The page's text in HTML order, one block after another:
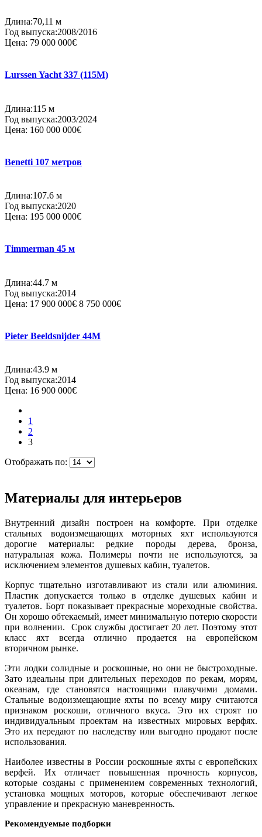
Длина:70,11 м
Год выпуска:2008/2016
Цена: 79 000 000€
Lurssen Yacht 337 (115M)
Длина:115 м
Год выпуска:2003/2024
Цена: 160 000 000€
Benetti 107 метров
Длина:107.6 м
Год выпуска:2020
Цена: 195 000 000€
Timmerman 45 м
Длина:44.7 м
Год выпуска:2014
Цена: 17 900 000€ 8 750 000€
Pieter Beeldsnijder 44M
Длина:43.9 м
Год выпуска:2014
Цена: 16 900 000€
1
2
3
Отображать по:
Материалы для интерьеров
Внутренний дизайн построен на комфорте. При отделке
стальных водоизмещающих моторных яхт используются
дорогие материалы: редкие породы дерева, бронза,
натуральная кожа. Полимеры почти не используются, за
исключением элементов душевых кабин, туалетов.
Корпус тщательно изготавливают из стали или алюминия.
Пластик допускается только в отделке душевых кабин и
туалетов. Борт показывает прекрасные мореходные свойства.
Он хорошо обтекаемый, имеет минимальную потерю скорости
при волнении. Срок службы достигает 20 лет. Поэтому этот
класс яхт всегда отлично продается на европейском
вторичном рынке.
Эти лодки солидные и роскошные, но они не быстроходные.
Зато идеальны при длительных переходов по рекам, морям,
океанам, где становятся настоящими плавучими домами.
Стальные водоизмещающие яхты по всему миру считаются
признаком роскоши, отличного вкуса. Это их строят по
индивидуальным проектам на известных мировых верфях.
Это их передают по наследству или выгодно продают после
использования.
Наиболее известны в России роскошные яхты с европейских
верфей. Их отличает повышенная прочность корпусов,
которые созданы с применением современных технологий,
установка мощных моторов, которые обеспечивают легкое
управление и прекрасную маневренность.
Рекомендуемые подборки